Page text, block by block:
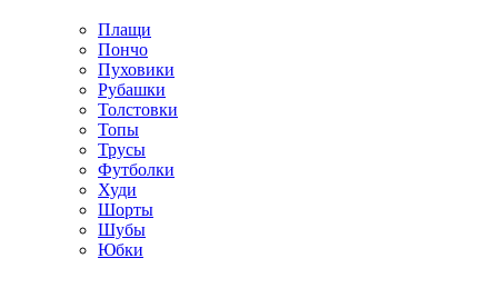
Плащи
Пончо
Пуховики
Рубашки
Толстовки
Топы
Трусы
Футболки
Худи
Шорты
Шубы
Юбки